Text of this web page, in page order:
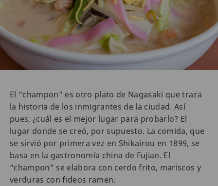
El “champon” es otro plato de Nagasaki que traza
la historia de los inmigrantes de la ciudad. Así
pues, ¿cuál es el mejor lugar para probarlo? El
lugar donde se creó, por supuesto. La comida, que
se sirvió por primera vez en Shikairou en 1899, se
basa en la gastronomía china de Fujian. El
“champon” se elabora con cerdo frito, mariscos y
verduras con fideos ramen.